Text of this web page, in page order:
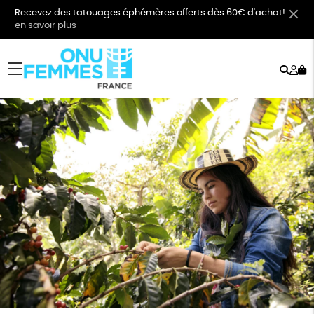
Recevez des tatouages éphémères offerts dès 60€ d'achat!
en savoir plus
menu